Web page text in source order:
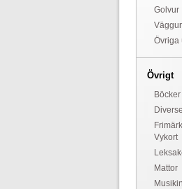
Golvur
Väggur
Övriga
Övrigt
Diverse
Vykort
Mattor